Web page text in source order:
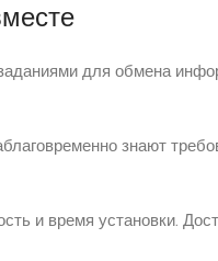
для обмена
знают
и время установки.